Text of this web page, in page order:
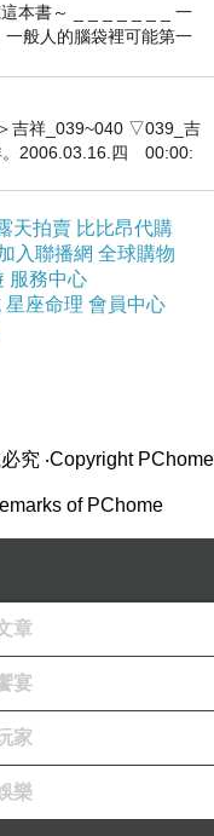
本書～ _ _ _ _ _ _ _ 一
般人的腦袋裡可能第一
吉祥_039~040 ▽039_吉
2006.03.16.四 00:00:
天拍賣 比比昂代購
入聯播網 全球購物
服務中心
星座命理 會員中心
究 ‧Copyright PChome
of PChome
章
宴
家
樂